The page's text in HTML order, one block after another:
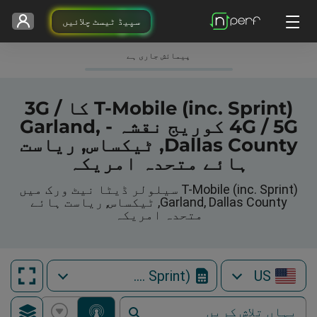
سپیڈ ٹیسٹ چلائیں
پیمائش جاری ہے
T-Mobile (inc. Sprint) کا 3G /
4G / 5G کوریج نقشہ - Garland,
Dallas County, ٹیکساس, ریاست
ہائے متحدہ امریکہ
T-Mobile (inc. Sprint) سیلولر ڈیٹا نیٹ ورک میں
Garland, Dallas County, ٹیکساس, ریاست ہائے
متحدہ امریکہ
US
T-Mobile (inc. Sprint)